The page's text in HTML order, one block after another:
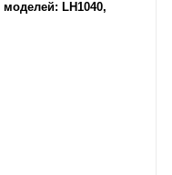
моделей: LH1040,